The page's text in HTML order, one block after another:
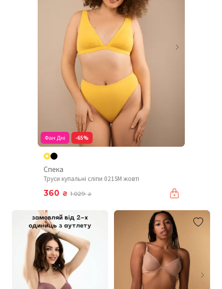
Фан Дні -65%
Спека
Труси купальні сліпи 021SM жовті
360 ₴ 1 029₴